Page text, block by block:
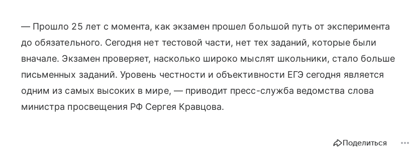
— Прошло 25 лет с момента, как экзамен прошел большой путь от эксперимента
до обязательного. Сегодня нет тестовой части, нет тех заданий, которые были
вначале. Экзамен проверяет, насколько широко мыслят школьники, стало больше
письменных заданий. Уровень честности и объективности ЕГЭ сегодня является
одним из самых высоких в мире, — приводит пресс-служба ведомства слова
министра просвещения РФ Сергея Кравцова.
Поделиться